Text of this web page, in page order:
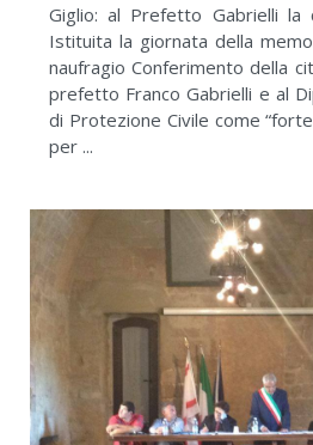
Giglio: al Prefetto Gabrielli la
Istituita la giornata della
naufragio Conferimento della
prefetto Franco Gabrielli e al
di Protezione Civile come
per ...